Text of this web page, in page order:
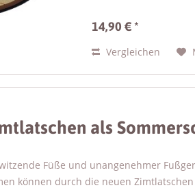
der Flip Flops besteht
Zimtlatschen...
14,90 € *
Vergleichen
als
Füße und unangenehmer
können durch die neuen